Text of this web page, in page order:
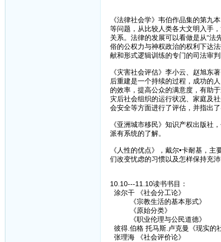
《法律社会学》韦伯作品集的第九
等问题，从比较人类各大文明入手
关系。法律的发展可以看做是从“法
俗的公权力与神权政治的权利下达
献和形式逻辑训练的专门的司法审
《灾害社会评估》李小云、赵旭东
后重建是一个持续的过程，成功的
的效率，提高公众的满意度，有助
灾后社会组织的运行状况、家庭及
会安全等方面进行了评估，并指出
《亚洲城市移民》知识产权出版社
派有系统的了解。
《人性的优点》，戴尔•卡耐基，
们改变忧虑的习惯以及怎样保持充
10.10---11.10读书书目：
涂尔干 《社会分工论》
《宗教生活的基本形式》
《原始分类》
《职业伦理与公民道德》
彼得.伯格 托马斯.卢克曼《现实的
张理海 《社会评价论》